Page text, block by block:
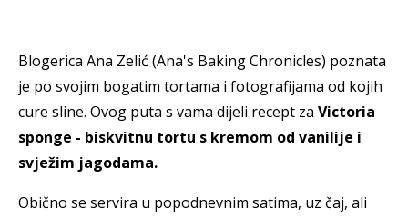
Blogerica Ana Zelić (Ana's Baking Chronicles) poznata
je po svojim bogatim tortama i fotografijama od kojih
cure sline. Ovog puta s vama dijeli recept za Victoria
sponge - biskvitnu tortu s kremom od vanilije i
svježim jagodama.
Obično se servira u popodnevnim satima, uz čaj, ali